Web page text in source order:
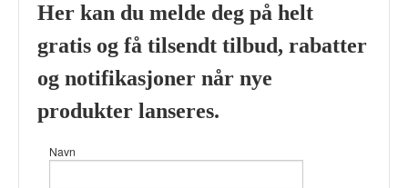
Frakt Kjøpsbetingelser
Sikkerhet og personvern
Nyhetsbrev
Viking’s Perfume House & Beard Co Fløenbakken 43 A 5009
Bergen Tlf.41696407- Foretaksregisteret 933905799
Her kan du melde deg på helt
gratis og få tilsendt tilbud, rabatter
og notifikasjoner når nye
produkter lanseres.
Navn